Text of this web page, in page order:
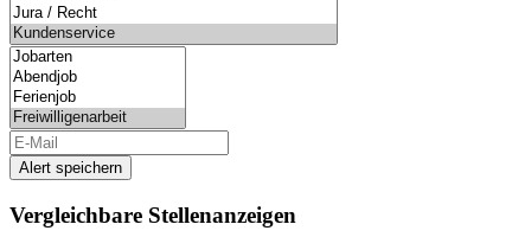
Alert speichern
Vergleichbare Stellenanzeigen